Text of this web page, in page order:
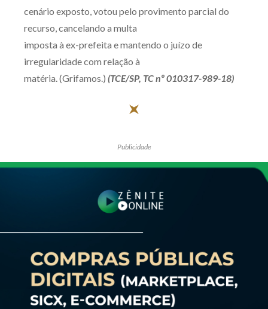
cenário exposto, votou pelo provimento parcial do
recurso, cancelando a multa
imposta à ex-prefeita e mantendo o juízo de
irregularidade com relação à
matéria. (Grifamos.) (TCE/SP, TC nº 010317-989-18)
Publicidade